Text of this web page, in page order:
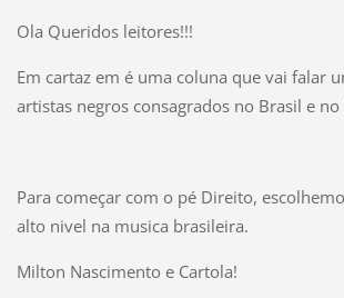
Ola Queridos leitores!!!
Em cartaz em é uma coluna que vai falar
artistas negros consagrados no Brasil e
Para começar com o pé Direito,
alto nivel na musica brasileira.
Milton Nascimento e Cartola!